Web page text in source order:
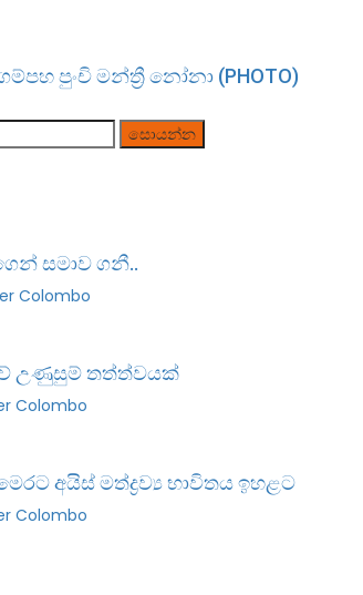
පුංචි මන්ත්‍රී නෝනා (PHOTO)
සමාව ගනී..
Colombo
උණුසුම් තත්ත්වයක්
Colombo
අයිස් මත්ද්‍රව්‍ය භාවිතය ඉහළට
Colombo